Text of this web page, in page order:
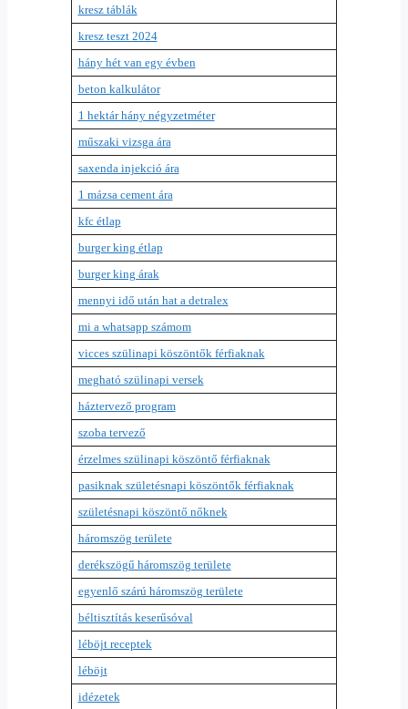
kresz táblák
kresz teszt 2024
hány hét van egy évben
beton kalkulátor
1 hektár hány négyzetméter
műszaki vizsga ára
saxenda injekció ára
1 mázsa cement ára
kfc étlap
burger king étlap
burger king árak
mennyi idő után hat a detralex
mi a whatsapp számom
vicces szülinapi köszöntők férfiaknak
megható szülinapi versek
háztervező program
szoba tervező
érzelmes szülinapi köszöntő férfiaknak
pasiknak születésnapi köszöntők férfiaknak
születésnapi köszöntő nőknek
háromszög területe
derékszögű háromszög területe
egyenlő szárú háromszög területe
béltisztítás keserűsóval
léböjt receptek
léböjt
idézetek